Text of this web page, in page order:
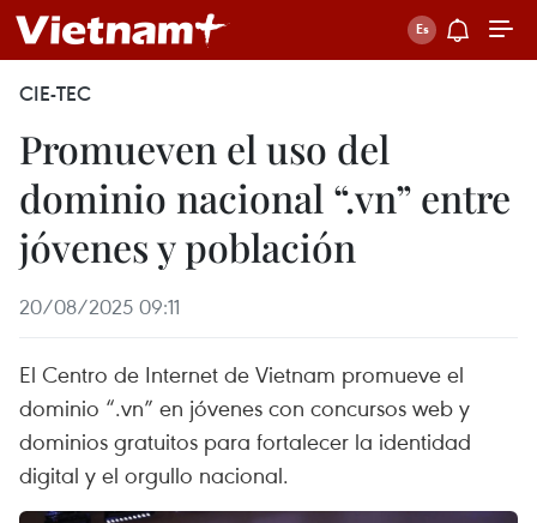
CIE-TEC
Promueven el uso del
dominio nacional “.vn” entre
jóvenes y población
20/08/2025 09:11
El Centro de Internet de Vietnam promueve el
dominio “.vn” en jóvenes con concursos web y
dominios gratuitos para fortalecer la identidad
digital y el orgullo nacional.